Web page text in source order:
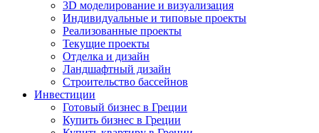
3D моделирование и визуализация
Индивидуальные и типовые проекты
Реализованные проекты
Текущие проекты
Отделка и дизайн
Ландшафтный дизайн
Строительство бассейнов
Инвестиции
Готовый бизнес в Греции
Купить бизнес в Греции